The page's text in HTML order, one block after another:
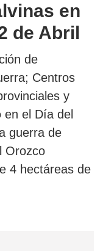
en
de Abril
de
Centros
y
el Día del
guerra de
Orozco
4 hectáreas de